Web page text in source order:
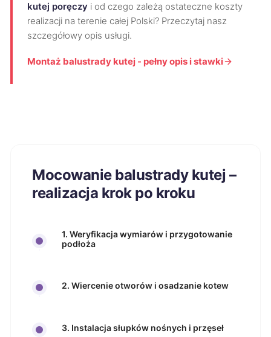
kutej poręczy i od czego zależą ostateczne koszty
realizacji na terenie całej Polski? Przeczytaj nasz
szczegółowy opis usługi.
Montaż balustrady kutej - pełny opis i stawki
Mocowanie balustrady kutej –
realizacja krok po kroku
1. Weryfikacja wymiarów i przygotowanie
podłoża
2. Wiercenie otworów i osadzanie kotew
3. Instalacja słupków nośnych i przęseł